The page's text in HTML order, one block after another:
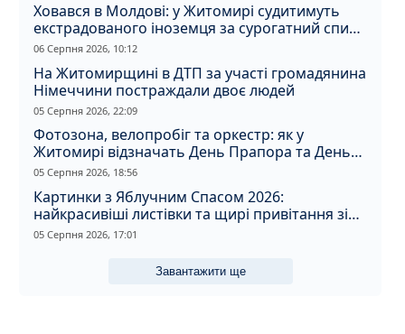
Ховався в Молдові: у Житомирі судитимуть
екстрадованого іноземця за сурогатний спирт
і відмивання грошей
06 Серпня 2026, 10:12
На Житомирщині в ДТП за участі громадянина
Німеччини постраждали двоє людей
05 Серпня 2026, 22:09
Фотозона, велопробіг та оркестр: як у
Житомирі відзначать День Прапора та День
Незалежності
05 Серпня 2026, 18:56
Картинки з Яблучним Спасом 2026:
найкрасивіші листівки та щирі привітання зі
святом
05 Серпня 2026, 17:01
Завантажити ще